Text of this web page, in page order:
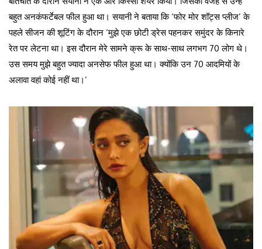
बहुत अनकंफर्टेबल फील हुआ था। सयानी ने बताया कि ‘फोर मोर शॉट्स प्लीज’ के
पहले सीजन की शूटिंग के दौरान ‘मुझे एक छोटी ड्रेस पहनकर समुंदर के किनारे
रेत पर लेटना था। इस दौरान मेरे सामने क्रू के साथ-साथ लगभग 70 लोग थे।
उस समय मुझे बहुत ज्यादा अनसेफ फील हुआ था। क्योंकि उन 70 आदमियों के
अलावा वहां कोई नहीं था।’